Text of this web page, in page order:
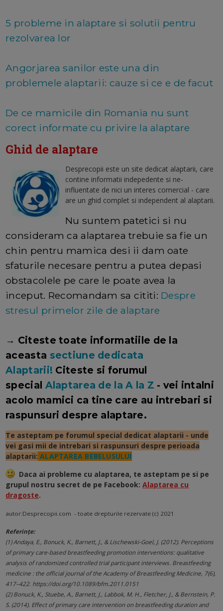
5 probleme in alaptare si solutii pentru
rezolvarea lor
Angorjarea sanilor este una din
problemele alaptarii: cauze si ce e de facut
De ce mamicile din Romania nu sunt
corect informate cu privire la alaptare
Ghid de alaptare
Desprecopii este un site dedicat alaptarii, care
contine informatii indepedente si ne-
influentate de nici un interes comercial - care
are un ghid complet si independent al alaptarii.
Nu suntem patetici si nu
consideram ca alaptarea trebuie sa fie un
chin pentru mamica desi ii dam oate
sfaturile necesare pentru a putea depasi
obstacolele pe care le poate avea la
inceput. Recomandam sa cititi: Despre
stresul primelor zile de alaptare
→ Citeste toate informatiile de la
aceasta sectiune dedicata
Alaptarii! Citeste si forumul
special Alaptarea de la A la Z - vei intalni
acolo mamici ca tine care au intrebari si
raspunsuri despre alaptare.
Te asteptam pe forumul special dedicat alaptarii - unde
vei gasi mii de intrebari si raspunsuri despre perioada
alaptarii: ALAPTAREA BEBELUSULUI
Daca ai probleme cu alaptarea, te asteptam pe si pe
grupul nostru secret de pe Facebook: Alaptarea cu
dragoste.
autor:Desprecopii.com - toate drepturile rezervate (c) 2021
Referințe:
(1) Andaya, E., Bonuck, K., Barnett, J., & Lischewski-Goel, J. (2012). Perceptions
of primary care-based breastfeeding promotion interventions: qualitative
analysis of randomized controlled trial participant interviews. Breastfeeding
medicine : the official journal of the Academy of Breastfeeding Medicine, 7(6),
417–422. https://doi.org/10.1089/bfm.2011.0151
(2) Bonuck, K., Stuebe, A., Barnett, J., Labbok, M. H., Fletcher, J., & Bernstein, P.
S. (2014). Effect of primary care intervention on breastfeeding duration and